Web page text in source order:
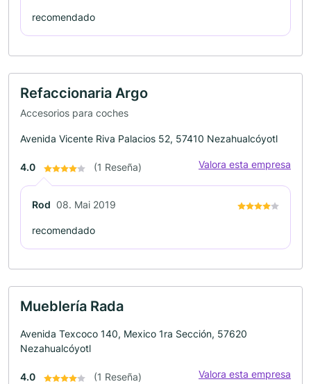
recomendado
Refaccionaria Argo
Accesorios para coches
Avenida Vicente Riva Palacios 52, 57410 Nezahualcóyotl
4.0 (1 Reseña) Valora esta empresa
Rod 08. Mai 2019
recomendado
Mueblería Rada
Avenida Texcoco 140, Mexico 1ra Sección, 57620
Nezahualcóyotl
4.0 (1 Reseña) Valora esta empresa